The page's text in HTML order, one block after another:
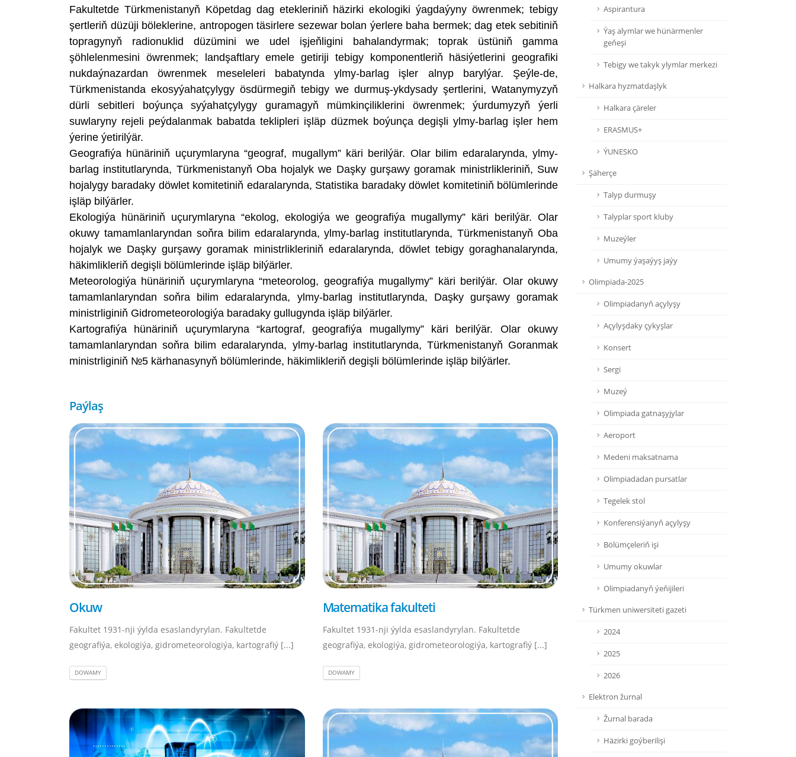
Fakultetde Türkmenistanyň Köpetdag dag etekleriniň häzirki ekologiki ýagdaýyny öwrenmek; tebigy
şertleriň düzüji böleklerine, antropogen täsirlere sezewar bolan ýerlere baha bermek; dag etek sebitiniň
topragynyň radionuklid düzümini we udel işjeňligini bahalandyrmak; toprak üstüniň gamma
şöhlelenmesini öwrenmek; landşaftlary emele getiriji tebigy komponentleriň häsiýetlerini geografiki
nukdaýnazardan öwrenmek meseleleri babatynda ylmy-barlag işler alnyp barylýar. Şeýle-de,
Türkmenistanda ekosyýahatçylygy ösdürmegiň tebigy we durmuş-ykdysady şertlerini, Watanymyzyň
dürli sebitleri boýunça syýahatçylygy guramagyň mümkinçiliklerini öwrenmek; ýurdumyzyň ýerli
suwlaryny rejeli peýdalanmak babatda teklipleri işläp düzmek boýunça degişli ylmy-barlag işler hem
ýerine ýetirilýär.
Geografiýa hünäriniň uçurymlaryna “geograf, mugallym” käri berilýär. Olar bilim edaralarynda, ylmy-
barlag institutlarynda, Türkmenistanyň Oba hojalyk we Daşky gurşawy goramak ministrlikleriniň, Suw
hojalygy baradaky döwlet komitetiniň edaralarynda, Statistika baradaky döwlet komitetiniň bölümlerinde
işläp bilýärler.
Ekologiýa hünäriniň uçurymlaryna “ekolog, ekologiýa we geografiýa mugallymy” käri berilýär. Olar
okuwy tamamlanlaryndan soňra bilim edaralarynda, ylmy-barlag institutlarynda, Türkmenistanyň Oba
hojalyk we Daşky gurşawy goramak ministrlikleriniň edaralarynda, döwlet tebigy goraghanalarynda,
häkimlikleriň degişli bölümlerinde işläp bilýärler.
Meteorologiýa hünäriniň uçurymlaryna “meteorolog, geografiýa mugallymy” käri berilýär. Olar okuwy
tamamlanlaryndan soňra bilim edaralarynda, ylmy-barlag institutlarynda, Daşky gurşawy goramak
ministrliginiň Gidrometeorologiýa baradaky gullugynda işläp bilýärler.
Kartografiýa hünäriniň uçurymlaryna “kartograf, geografiýa mugallymy” käri berilýär. Olar okuwy
tamamlanlaryndan soňra bilim edaralarynda, ylmy-barlag institutlarynda, Türkmenistanyň Goranmak
ministrliginiň №5 kärhanasynyň bölümlerinde, häkimlikleriň degişli bölümlerinde işläp bilýärler.
Paýlaş
Okuw
Fakultet 1931-nji ýylda esaslandyrylan. Fakultetde
geografiýa, ekologiýa, gidrometeorologiýa, kartografiý [...]
DOWAMY
Matematika fakulteti
Fakultet 1931-nji ýylda esaslandyrylan. Fakultetde
geografiýa, ekologiýa, gidrometeorologiýa, kartografiý [...]
DOWAMY
Aspirantura
Ýaş alymlar we hünärmenler
geňeşi
Tebigy we takyk ylymlar merkezi
Halkara hyzmatdaşlyk
Halkara çäreler
ERASMUS+
ÝUNESKO
Şäherçe
Talyp durmuşy
Talyplar sport kluby
Muzeýler
Umumy ýaşaýyş jaýy
Olimpiada-2025
Olimpiadanyň açylyşy
Açylyşdaky çykyşlar
Konsert
Sergi
Muzeý
Olimpiada gatnaşyjylar
Aeroport
Medeni maksatnama
Olimpiadadan pursatlar
Tegelek stol
Konferensiýanyň açylyşy
Bölümçeleriň işi
Umumy okuwlar
Olimpiadanyň ýeňijileri
Türkmen uniwersiteti gazeti
2024
2025
2026
Elektron žurnal
Žurnal barada
Häzirki goýberilişi